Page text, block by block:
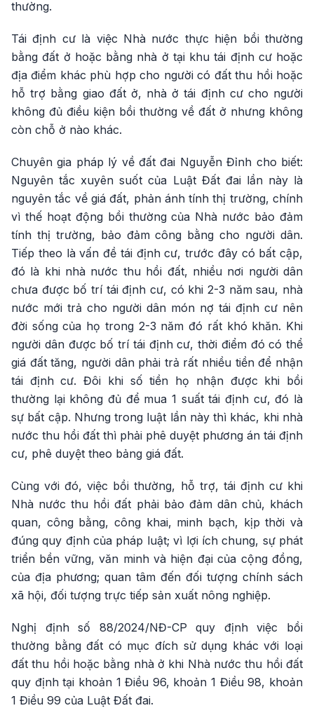
thường.
Tái định cư là việc Nhà nước thực hiện bồi thường
bằng đất ở hoặc bằng nhà ở tại khu tái định cư hoặc
địa điểm khác phù hợp cho người có đất thu hồi hoặc
hỗ trợ bằng giao đất ở, nhà ở tái định cư cho người
không đủ điều kiện bồi thường về đất ở nhưng không
còn chỗ ở nào khác.
Chuyên gia pháp lý về đất đai Nguyễn Đỉnh cho biết:
Nguyên tắc xuyên suốt của Luật Đất đai lần này là
nguyên tắc về giá đất, phản ánh tính thị trường, chính
vì thế hoạt động bồi thường của Nhà nước bảo đảm
tính thị trường, bảo đảm công bằng cho người dân.
Tiếp theo là vấn đề tái định cư, trước đây có bất cập,
đó là khi nhà nước thu hồi đất, nhiều nơi người dân
chưa được bố trí tái định cư, có khi 2-3 năm sau, nhà
nước mới trả cho người dân món nợ tái định cư nên
đời sống của họ trong 2-3 năm đó rất khó khăn. Khi
người dân được bố trí tái định cư, thời điểm đó có thể
giá đất tăng, người dân phải trả rất nhiều tiền để nhận
tái định cư. Đôi khi số tiền họ nhận được khi bồi
thường lại không đủ để mua 1 suất tái định cư, đó là
sự bất cập. Nhưng trong luật lần này thì khác, khi nhà
nước thu hồi đất thì phải phê duyệt phương án tái định
cư, phê duyệt theo bảng giá đất.
Cùng với đó, việc bồi thường, hỗ trợ, tái định cư khi
Nhà nước thu hồi đất phải bảo đảm dân chủ, khách
quan, công bằng, công khai, minh bạch, kịp thời và
đúng quy định của pháp luật; vì lợi ích chung, sự phát
triển bền vững, văn minh và hiện đại của cộng đồng,
của địa phương; quan tâm đến đối tượng chính sách
xã hội, đối tượng trực tiếp sản xuất nông nghiệp.
Nghị định số 88/2024/NĐ-CP quy định việc bồi
thường bằng đất có mục đích sử dụng khác với loại
đất thu hồi hoặc bằng nhà ở khi Nhà nước thu hồi đất
quy định tại khoản 1 Điều 96, khoản 1 Điều 98, khoản
1 Điều 99 của Luật Đất đai.